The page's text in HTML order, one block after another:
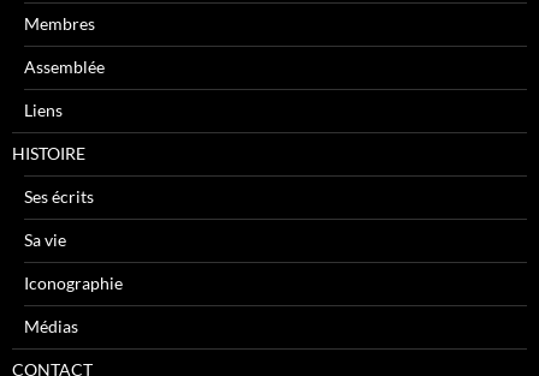
Membres
Assemblée
Liens
HISTOIRE
Ses écrits
Sa vie
Iconographie
Médias
CONTACT